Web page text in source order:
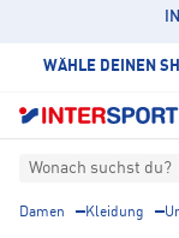
WÄHLE DEINEN
Wonach suchst du?
Damen Kleidung